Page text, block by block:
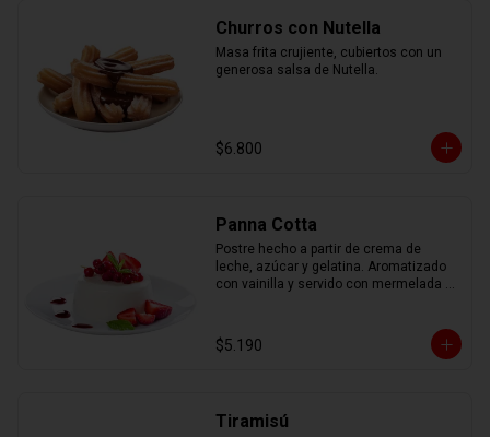
Churros con Nutella
Masa frita crujiente, cubiertos con un
generosa salsa de Nutella.
$6.800
Panna Cotta
Postre hecho a partir de crema de
leche, azúcar y gelatina. Aromatizado
con vainilla y servido con mermelada
$5.190
Tiramisú